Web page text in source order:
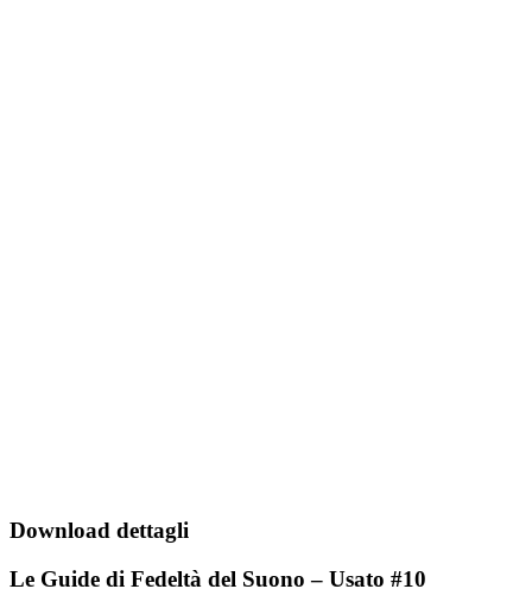
Download dettagli
Le Guide di Fedeltà del Suono – Usato #10